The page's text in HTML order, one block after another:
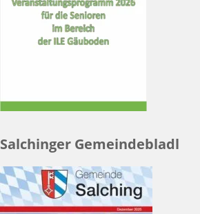
Salchinger Gemeindebladl